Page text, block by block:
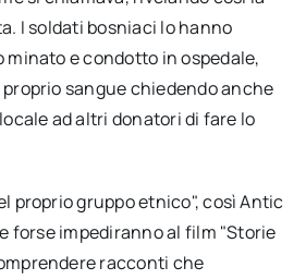
I soldati bosniaci lo hanno
minato e condotto in ospedale,
sangue chiedendo anche
ad altri donatori di fare lo
proprio gruppo etnico", così Antic
forse impediranno al film "Storie
racconti che